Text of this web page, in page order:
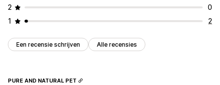
2
0
1
2
Een recensie schrijven Alle recensies
PURE AND NATURAL PET